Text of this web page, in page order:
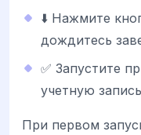
⬇️ Нажмите
дождитесь
✅ Запустите
учетную
При первом